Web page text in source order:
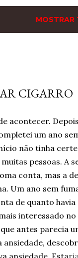
MOSTRAR
CIGARRO
acontecer.
um ano
não tinha
pessoas. A
conta, mas a
Um ano sem
de quanto havia
interessado
antes parecia
ansiedade. Estaria